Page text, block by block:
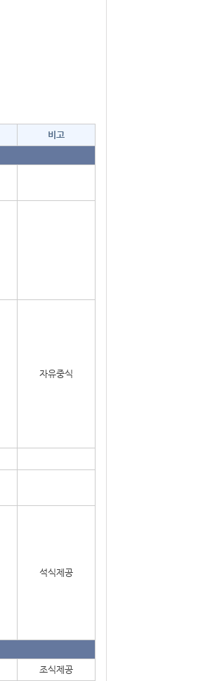
비고
자유중식
석식제공
조식제공